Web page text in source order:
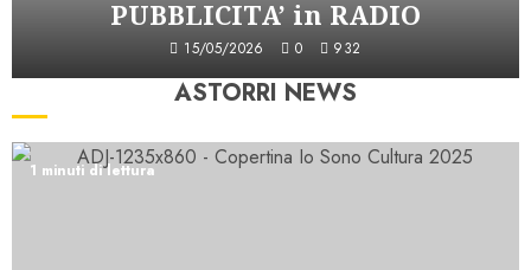
PUBBLICITA’ in RADIO
15/05/2026 0 932
ASTORRI NEWS
1 minuti di lettura